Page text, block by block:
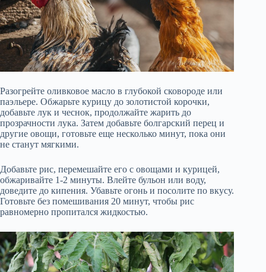
Разогрейте оливковое масло в глубокой сковороде или
паэльере. Обжарьте курицу до золотистой корочки,
добавьте лук и чеснок, продолжайте жарить до
прозрачности лука. Затем добавьте болгарский перец и
другие овощи, готовьте еще несколько минут, пока они
не станут мягкими.
Добавьте рис, перемешайте его с овощами и курицей,
обжаривайте 1-2 минуты. Влейте бульон или воду,
доведите до кипения. Убавьте огонь и посолите по вкусу.
Готовьте без помешивания 20 минут, чтобы рис
равномерно пропитался жидкостью.